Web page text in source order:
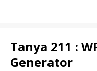
Tanya 211 :
Generator